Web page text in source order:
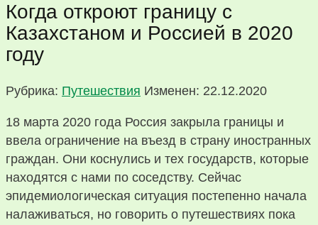
Когда откроют границу с
Казахстаном и Россией в 2020
году
Рубрика: Путешествия Изменен: 22.12.2020
18 марта 2020 года Россия закрыла границы и
ввела ограничение на въезд в страну иностранных
граждан. Они коснулись и тех государств, которые
находятся с нами по соседству. Сейчас
эпидемиологическая ситуация постепенно начала
налаживаться, но говорить о путешествиях пока